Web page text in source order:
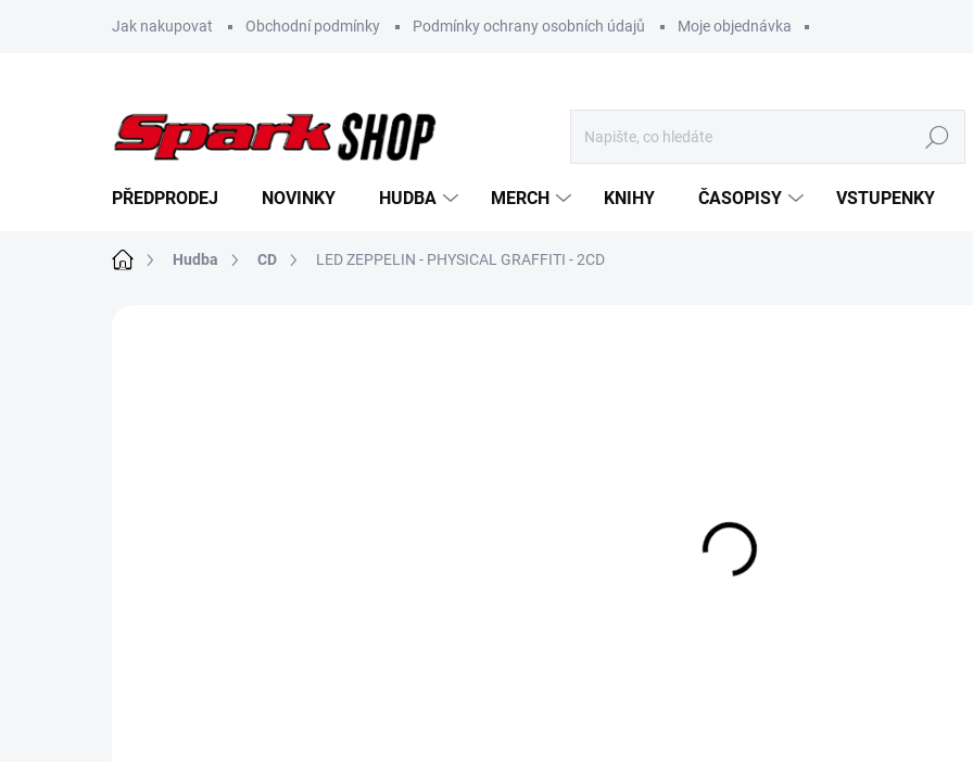
Jak nakupovat Obchodní podmínky Podmínky ochrany osobních údajů Moje objednávka
Hledat
PŘEDPRODEJ NOVINKY HUDBA MERCH KNIHY ČASOPISY VSTUPENKY
Domů Hudba CD LED ZEPPELIN - PHYSICAL GRAFFITI - 2CD